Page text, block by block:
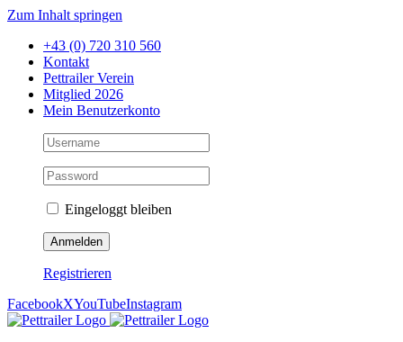
Zum Inhalt springen
+43 (0) 720 310 560
Kontakt
Pettrailer Verein
Mitglied 2026
Mein Benutzerkonto
Eingeloggt bleiben
Registrieren
FacebookXYouTubeInstagram